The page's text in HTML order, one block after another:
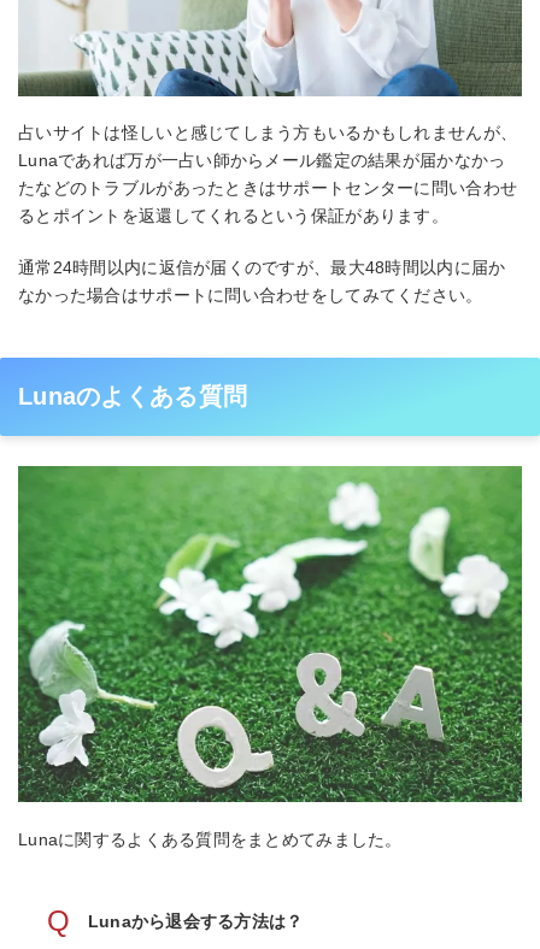
占いサイトは怪しいと感じてしまう方もいるかもしれませんが、
Lunaであれば万が一占い師からメール鑑定の結果が届かなかっ
たなどのトラブルがあったときはサポートセンターに問い合わせ
るとポイントを返還してくれるという保証があります。
通常24時間以内に返信が届くのですが、最大48時間以内に届か
なかった場合はサポートに問い合わせをしてみてください。
Lunaのよくある質問
Lunaに関するよくある質問をまとめてみました。
Q Lunaから退会する方法は？